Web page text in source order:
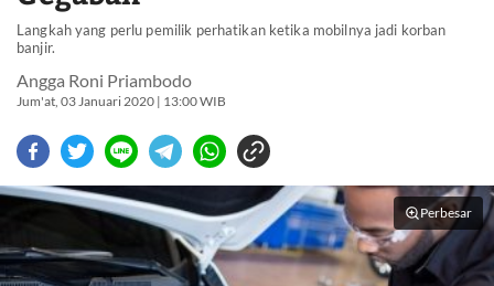
Langkah yang perlu pemilik perhatikan ketika mobilnya jadi korban
banjir.
Angga Roni Priambodo
Jum'at, 03 Januari 2020 | 13:00 WIB
Perbesar